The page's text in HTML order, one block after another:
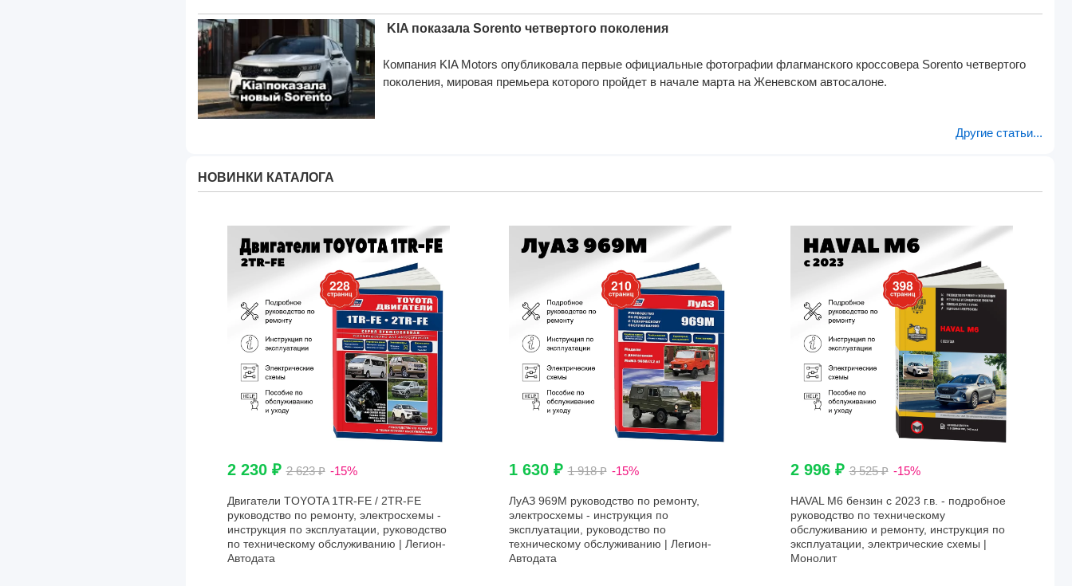
KIA показала Sorento четвертого поколения
Компания KIA Motors опубликовала первые официальные фотографии флагманского кроссовера Sorento четвертого
поколения, мировая премьера которого пройдет в начале марта на Женевском автосалоне.
Другие статьи...
НОВИНКИ КАТАЛОГА
2 230 ₽2 623 ₽ -15%
Двигатели TOYOTA 1TR-FE / 2TR-FE
руководство по ремонту, электросхемы -
инструкция по эксплуатации, руководство
по техническому обслуживанию | Легион-
Aвтодата
1 630 ₽1 918 ₽ -15%
ЛуАЗ 969М руководство по ремонту,
электросхемы - инструкция по
эксплуатации, руководство по
техническому обслуживанию | Легион-
Автодата
2 996 ₽3 525 ₽ -15%
HAVAL M6 бензин с 2023 г.в. - подробное
руководство по техническому
обслуживанию и ремонту, инструкция по
эксплуатации, электрические схемы |
Монолит